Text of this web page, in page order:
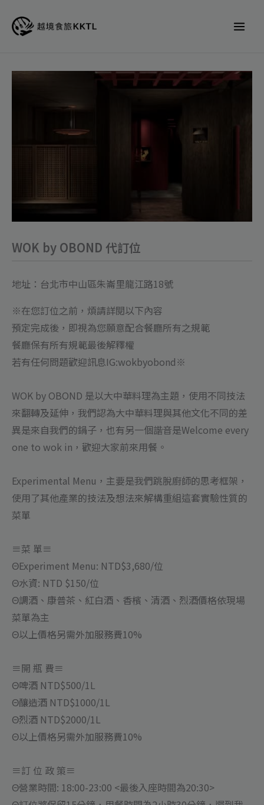
WOK by OBOND 代訂位
地址：台北市中山區朱崙里龍江路18號
※在您訂位之前，煩請詳閱以下內容
預定完成後，即視為您願意配合餐廳所有之規範
餐廳保有所有規範最後解釋權
若有任何問題歡迎訊息IG:wokbyobond※
WOK by OBOND 是以大中華料理為主題，使用不同技法
來翻轉及延伸，我們認為大中華料理與其他文化不同的差
異是來自我們的鍋子，也有另一個諧音是Welcome every
one to wok in，歡迎大家前來用餐。
Experimental Menu，主要是我們跳脫廚師的思考框架，
使用了其他產業的技法及想法來解構重組這套實驗性質的
菜單
≡菜 單≡
ΘExperiment Menu: NTD$3,680/位
Θ水資: NTD $150/位
Θ調酒、康普茶、紅白酒、香檳、清酒、烈酒價格依現場
菜單為主
Θ以上價格另需外加服務費10%
≡開 瓶 費≡
Θ啤酒 NTD$500/1L
Θ釀造酒 NTD$1000/1L
Θ烈酒 NTD$2000/1L
Θ以上價格另需外加服務費10%
≡訂 位 政 策≡
Θ營業時間: 18:00-23:00 <最後入座時間為20:30>
OBOND
訂
位
數
量